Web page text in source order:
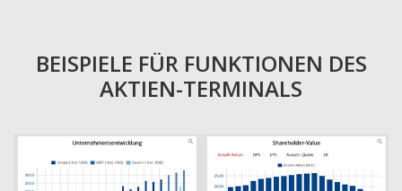
BEISPIELE FÜR FUNKTIONEN DES
AKTIEN-TERMINALS